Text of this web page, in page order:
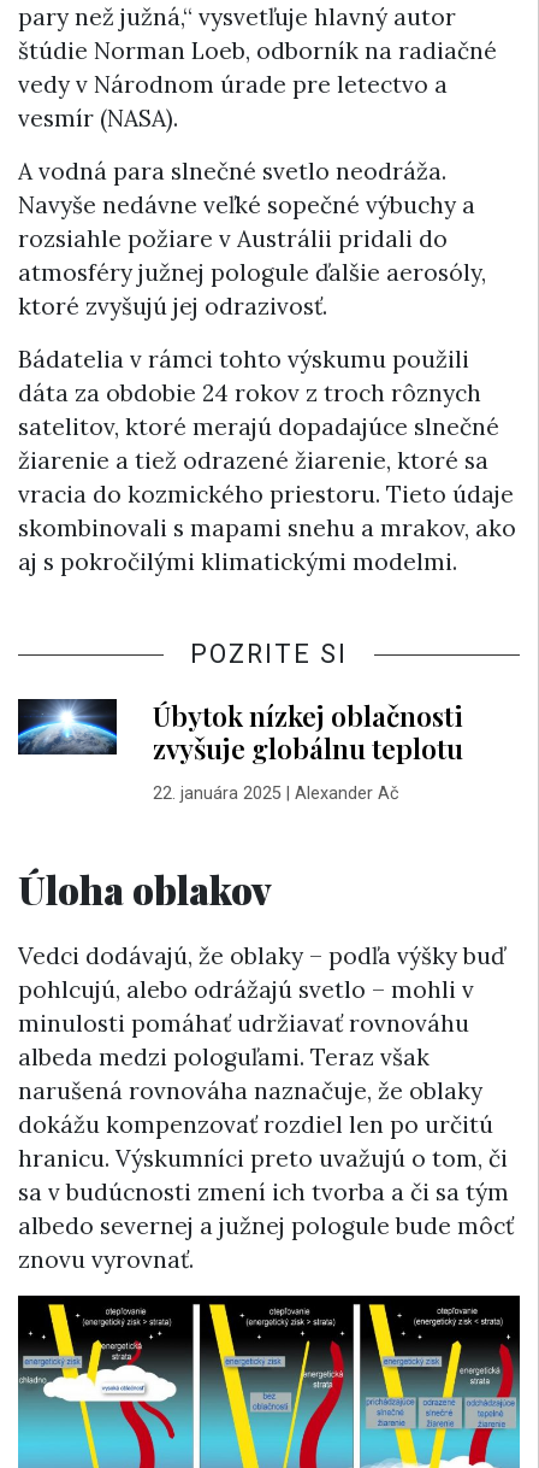
pary než južná,“ vysvetľuje hlavný autor
štúdie Norman Loeb, odborník na radiačné
vedy v Národnom úrade pre letectvo a
vesmír (NASA).
A vodná para slnečné svetlo neodráža.
Navyše nedávne veľké sopečné výbuchy a
rozsiahle požiare v Austrálii pridali do
atmosféry južnej pologule ďalšie aerosóly,
ktoré zvyšujú jej odrazivosť.
Bádatelia v rámci tohto výskumu použili
dáta za obdobie 24 rokov z troch rôznych
satelitov, ktoré merajú dopadajúce slnečné
žiarenie a tiež odrazené žiarenie, ktoré sa
vracia do kozmického priestoru. Tieto údaje
skombinovali s mapami snehu a mrakov, ako
aj s pokročilými klimatickými modelmi.
POZRITE SI
Úbytok nízkej oblačnosti
zvyšuje globálnu teplotu
22. januára 2025| Alexander Ač
Úloha oblakov
Vedci dodávajú, že oblaky – podľa výšky buď
pohlcujú, alebo odrážajú svetlo – mohli v
minulosti pomáhať udržiavať rovnováhu
albeda medzi pologuľami. Teraz však
narušená rovnováha naznačuje, že oblaky
dokážu kompenzovať rozdiel len po určitú
hranicu. Výskumníci preto uvažujú o tom, či
sa v budúcnosti zmení ich tvorba a či sa tým
albedo severnej a južnej pologule bude môcť
znovu vyrovnať.